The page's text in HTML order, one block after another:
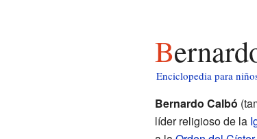
Enciclopedia para
Bernardo Calbó
líder religioso de la